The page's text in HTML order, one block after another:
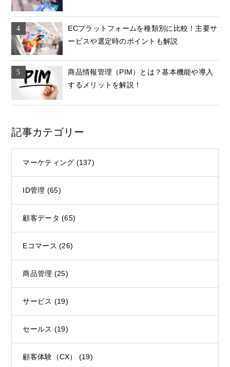
ECプラットフォームを種類別に比較！主要サ
ービスや選定時のポイントも解説
商品情報管理（PIM）とは？基本機能や導入
するメリットを解説！
記事カテゴリー
マーケティング (137)
ID管理 (65)
顧客データ(65)
Eコマース(26)
商品管理 (25)
サービス (19)
セールス (19)
顧客体験（CX） (19)